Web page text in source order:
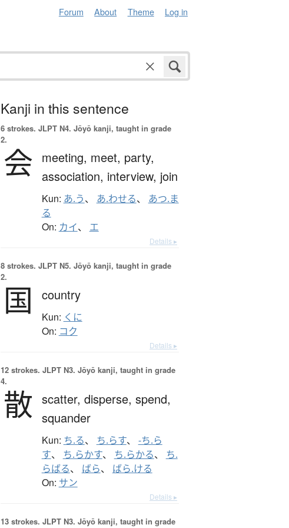
Forum About Theme Log in
Kanji in this sentence
6 strokes. JLPT N4. Jōyō kanji, taught in grade
2.
会 meeting, meet, party,
association, interview, join
Kun: あ.う、 あ.わせる、 あつ.ま
る
On: カイ、 エ
Details ▸
8 strokes. JLPT N5. Jōyō kanji, taught in grade
2.
国 country
Kun: くに
On: コク
Details ▸
12 strokes. JLPT N3. Jōyō kanji, taught in grade
4.
散 scatter, disperse, spend,
squander
Kun: ち.る、 ち.らす、 -ち.ら
す、 ち.らかす、 ち.らかる、 ち.
らばる、 ばら、 ばら.ける
On: サン
Details ▸
13 strokes. JLPT N3. Jōyō kanji, taught in grade